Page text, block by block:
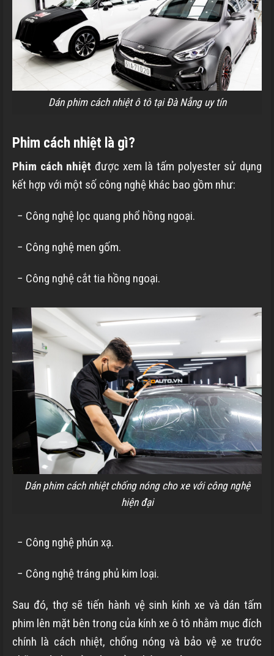
Dán phim cách nhiệt ô tô tại Đà Nẵng uy tín
Phim cách nhiệt là gì?
Phim cách nhiệt được xem là tấm polyester sử dụng
kết hợp với một số công nghệ khác bao gồm như:
− Công nghệ lọc quang phổ hồng ngoại.
− Công nghệ men gốm.
− Công nghệ cắt tia hồng ngoại.
Dán phim cách nhiệt chống nóng cho xe với công nghệ
hiện đại
− Công nghệ phún xạ.
− Công nghệ tráng phủ kim loại.
Sau đó, thợ sẽ tiến hành vệ sinh kính xe và dán tấm
phim lên mặt bên trong của kính xe ô tô nhằm mục đích
chính là cách nhiệt, chống nóng và bảo vệ xe trước